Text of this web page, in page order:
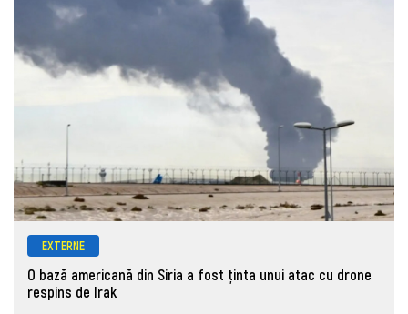
EXTERNE
O bază americană din Siria a fost ținta unui atac cu drone
respins de Irak